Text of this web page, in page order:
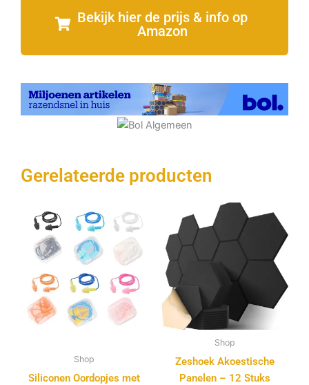
Bekijk hier de prijs & info op
Amazon
Gerelateerde producten
Shop
Siliconen Oordopjes met
Shop
Zeshoek Akoestische
Panelen – 12 Stuks